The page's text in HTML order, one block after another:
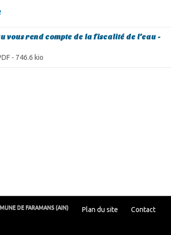
vous rend compte de la fiscalité de l’eau -
- 746.6 kio
DE FARAMANS (AIN) Plan du site Contact